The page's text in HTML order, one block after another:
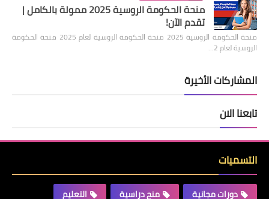
منحة الحكومة الروسية 2025 ممولة بالكامل |
تقدم الآن!
منحة الحكومة الروسية 2025 منحة الحكومة الروسية لعام 2025 منحة الحكومة
الروسية لعام 2…
المشاركات الأخيرة
تابعنا الان
التسميات
دورات مجانية منح دراسية
التعليم